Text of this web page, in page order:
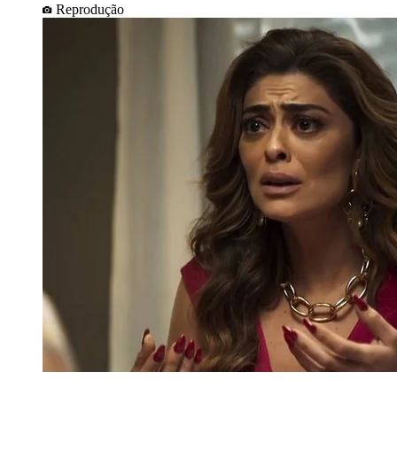
Reprodução